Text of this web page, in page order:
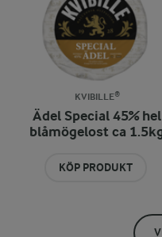
KVIBILLE®
Ädel Special 45% hel
blåmögelost ca
KÖP PRODUKT